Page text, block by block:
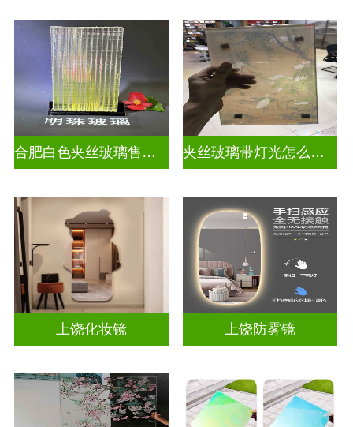
合肥白色夹丝玻璃售价多少 夹丝玻璃带灯光怎么安装
上饶化妆镜 上饶防雾镜